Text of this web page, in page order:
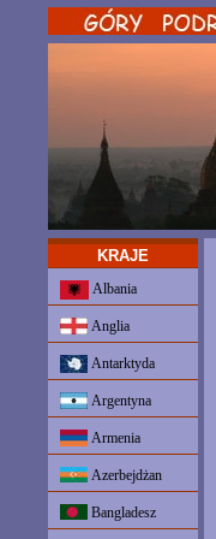
KRAJE
Albania
Anglia
Antarktyda
Argentyna
Armenia
Azerbejdżan
Bangladesz